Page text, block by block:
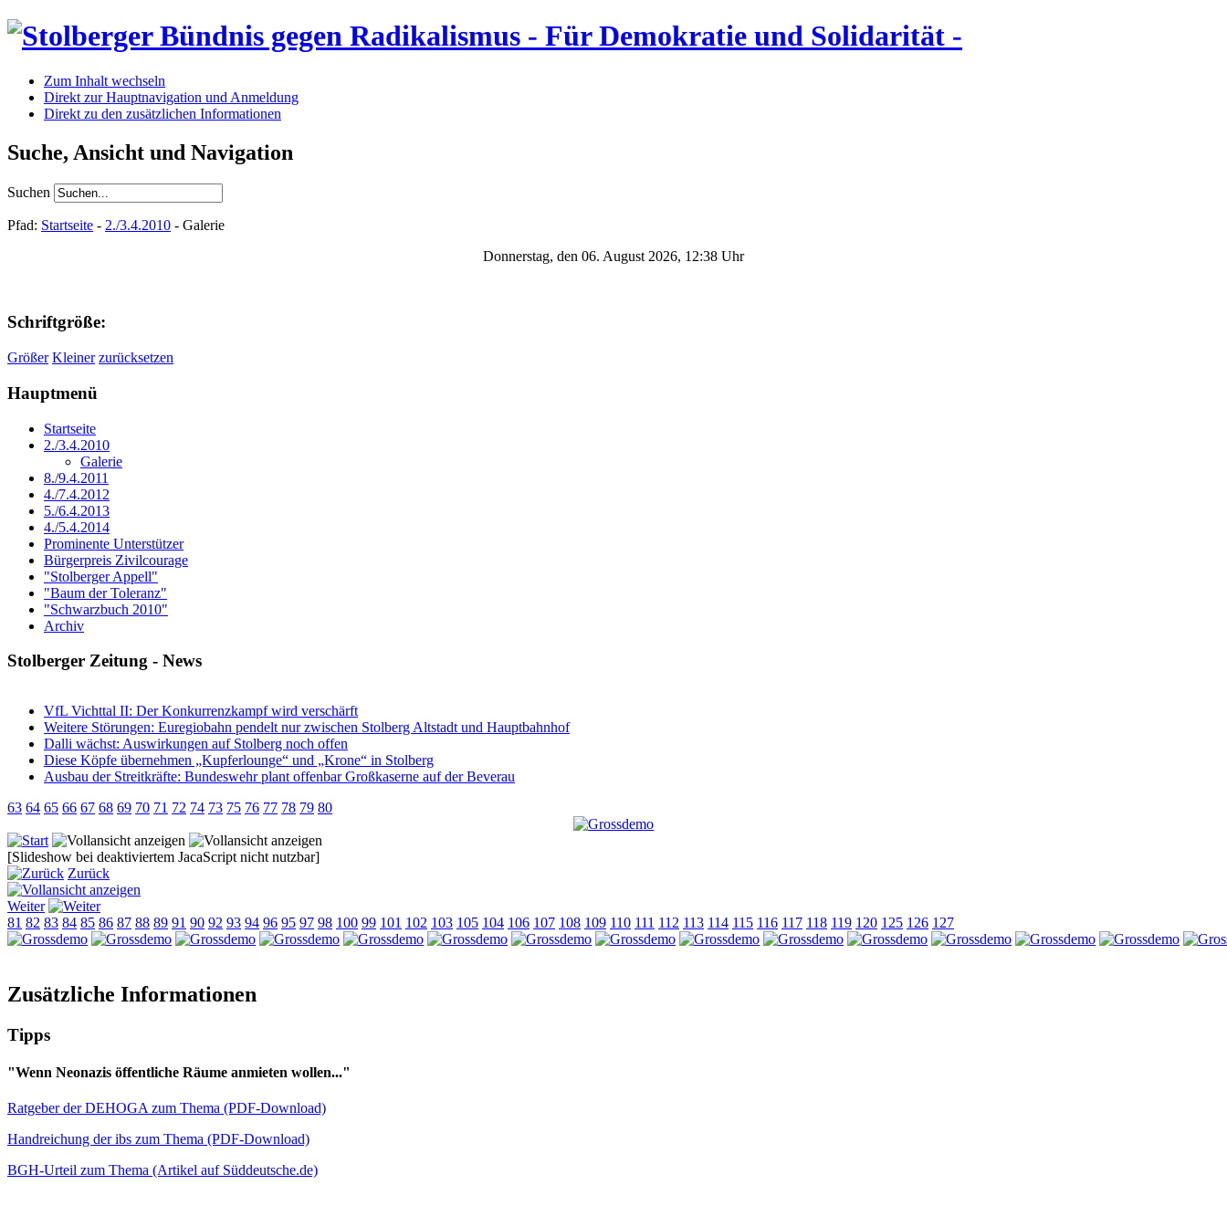
Zum Inhalt wechseln
Direkt zur Hauptnavigation und Anmeldung
Direkt zu den zusätzlichen Informationen
Suche, Ansicht und Navigation
Suchen
Pfad: Startseite - 2./3.4.2010 - Galerie
Donnerstag, den 06. August 2026, 12:38 Uhr
Schriftgröße:
Größer Kleiner zurücksetzen
Hauptmenü
Startseite
2./3.4.2010
Galerie
8./9.4.2011
4./7.4.2012
5./6.4.2013
4./5.4.2014
Prominente Unterstützer
Bürgerpreis Zivilcourage
"Stolberger Appell"
"Baum der Toleranz"
"Schwarzbuch 2010"
Archiv
Stolberger Zeitung - News
VfL Vichttal II: Der Konkurrenzkampf wird verschärft
Weitere Störungen: Euregiobahn pendelt nur zwischen Stolberg Altstadt und Hauptbahnhof
Dalli wächst: Auswirkungen auf Stolberg noch offen
Diese Köpfe übernehmen „Kupferlounge“ und „Krone“ in Stolberg
Ausbau der Streitkräfte: Bundeswehr plant offenbar Großkaserne auf der Beverau
63 64 65 66 67 68 69 70 71 72 74 73 75 76 77 78 79 80
[Slideshow bei deaktiviertem JacaScript nicht nutzbar]
Zurück
Weiter
81 82 83 84 85 86 87 88 89 91 90 92 93 94 96 95 97 98 100 99 101 102 103 105 104 106 107 108 109 110 111 112 113 114 115 116 117 118 119 120 125 126 127
Zusätzliche Informationen
Tipps
"Wenn Neonazis öffentliche Räume anmieten wollen..."
Ratgeber der DEHOGA zum Thema (PDF-Download)
Handreichung der ibs zum Thema (PDF-Download)
BGH-Urteil zum Thema (Artikel auf Süddeutsche.de)